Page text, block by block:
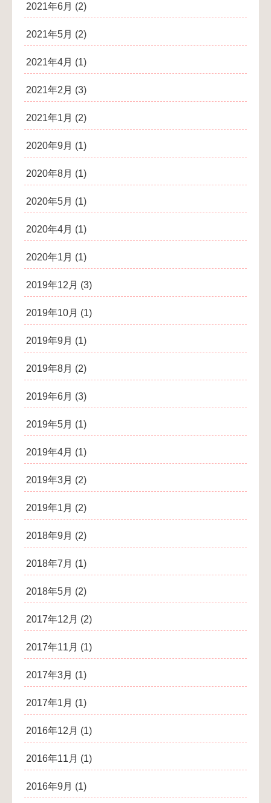
2021年6月 (2)
2021年5月 (2)
2021年4月 (1)
2021年2月 (3)
2021年1月 (2)
2020年9月 (1)
2020年8月 (1)
2020年5月 (1)
2020年4月 (1)
2020年1月 (1)
2019年12月 (3)
2019年10月 (1)
2019年9月 (1)
2019年8月 (2)
2019年6月 (3)
2019年5月 (1)
2019年4月 (1)
2019年3月 (2)
2019年1月 (2)
2018年9月 (2)
2018年7月 (1)
2018年5月 (2)
2017年12月 (2)
2017年11月 (1)
2017年3月 (1)
2017年1月 (1)
2016年12月 (1)
2016年11月 (1)
2016年9月 (1)